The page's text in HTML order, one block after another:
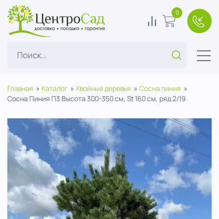
ЦентроСад
Поиск...
0 В корзину
0
Главная Каталог Хвойные деревья
Сосна пиния
Сосна Пиния П3 Высота 300-350 см, St 160 см, ряд 2/19